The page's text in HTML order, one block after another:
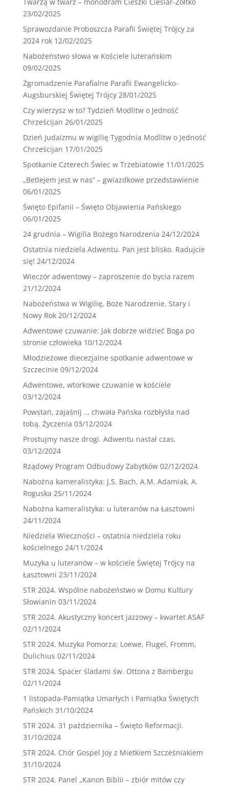
23/02/2025
Sprawozdanie Proboszcza Parafii Świętej Trójcy za
2024 rok 12/02/2025
Nabożeństwo słowa w Kościele luterańskim
09/02/2025
Zgromadzenie Parafialne Parafii Ewangelicko-
Augsburskiej Świętej Trójcy 28/01/2025
Czy wierzysz w to? Tydzień Modlitw o Jedność
Chrześcijan 26/01/2025
Dzień Judaizmu w wigilię Tygodnia Modlitw o Jedność
Chrześcijan 17/01/2025
Spotkanie Czterech Świec w Trzebiatowie 11/01/2025
„Betlejem jest w nas” – gwiazdkowe przedstawienie
06/01/2025
Święto Epifanii – Święto Objawienia Pańskiego
06/01/2025
24 grudnia – Wigilia Bożego Narodzenia 24/12/2024
Ostatnia niedziela Adwentu. Pan jest blisko. Radujcie
się! 24/12/2024
Wieczór adwentowy – zaproszenie do bycia razem
21/12/2024
Nabożeństwa w Wigilię, Boże Narodzenie, Stary i
Nowy Rok 20/12/2024
Adwentowe czuwanie: Jak dobrze widzieć Boga po
stronie człowieka 10/12/2024
Młodzieżowe diecezjalne spotkanie adwentowe w
Szczecinie 09/12/2024
Adwentowe, wtorkowe czuwanie w kościele
03/12/2024
Powstań, zajaśnij … chwała Pańska rozbłysła nad
tobą. Życzenia 03/12/2024
Prostujmy nasze drogi. Adwentu nastał czas.
03/12/2024
Rządowy Program Odbudowy Zabytków 02/12/2024
Nabożna kameralistyka: J.S. Bach, A.M. Adamiak, A.
Roguska 25/11/2024
Nabożna kameralistyka: u luteranów na Łasztowni
24/11/2024
Niedziela Wieczności – ostatnia niedziela roku
kościelnego 24/11/2024
Muzyka u luteranów – w kościele Świętej Trójcy na
Łasztowni 23/11/2024
STR 2024. Wspólne nabożeństwo w Domu Kultury
Słowianin 03/11/2024
STR 2024. Akustyczny koncert jazzowy – kwartet ASAF
02/11/2024
STR 2024. Muzyka Pomorza: Loewe, Flugel, Fromm,
Dulichius 02/11/2024
STR 2024. Spacer śladami św. Ottona z Bambergu
02/11/2024
1 listopada-Pamiątka Umarłych i Pamiątka Świętych
Pańskich 31/10/2024
STR 2024. 31 października – Święto Reformacji.
31/10/2024
STR 2024. Chór Gospel Joy z Mietkiem Szcześniakiem
31/10/2024
STR 2024. Panel „Kanon Biblii – zbiór mitów czy